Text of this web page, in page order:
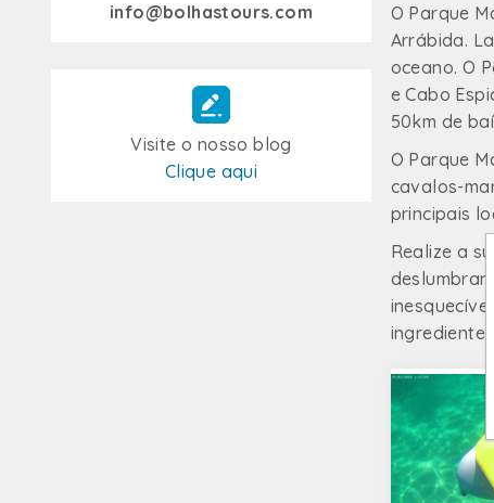
O Parque
Arrábida.
oceano. O
e Cabo
50km de
O Parque
cavalos-
principais
Realize a
info@bolhastours.com
Visite o nosso blog
Clique aqui